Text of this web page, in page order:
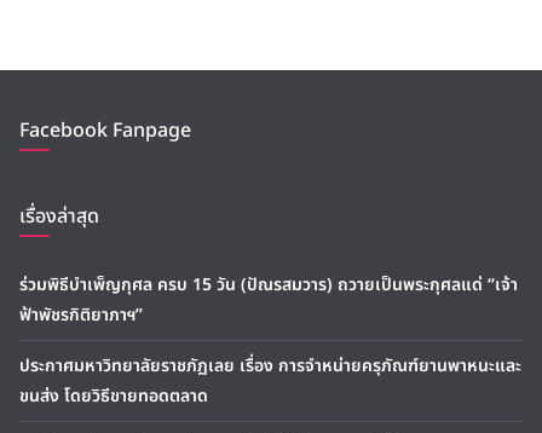
Facebook Fanpage
เรื่องล่าสุด
ร่วมพิธีบำเพ็ญกุศล ครบ 15 วัน (ปัณรสมวาร) ถวายเป็นพระกุศลแด่ “เจ้า
ฟ้าพัชรกิติยาภาฯ”
ประกาศมหาวิทยาลัยราชภัฏเลย เรื่อง การจำหน่ายครุภัณฑ์ยานพาหนะและ
ขนส่ง โดยวิธีขายทอดตลาด